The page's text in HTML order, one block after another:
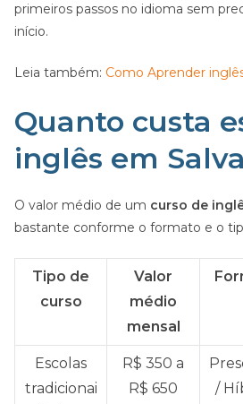
primeiros passos no idioma sem
início.
Leia também: Como Aprender
Quanto custa
inglês em
O valor médio de um curso de
bastante conforme o formato e o
Tipo de
curso
Valor
médio
mensal
Escolas
tradicionai
R$ 350 a
R$ 650
/